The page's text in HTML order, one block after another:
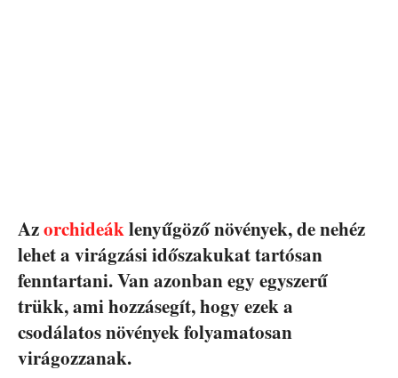
Azorchideáklenyűgöző növények, de nehéz
lehet a virágzási időszakukat tartósan
fenntartani. Van azonban egy egyszerű
trükk, ami hozzásegít, hogy ezek a
csodálatos növények folyamatosan
virágozzanak.